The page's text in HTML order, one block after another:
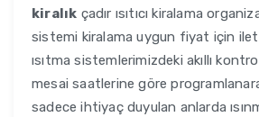
kiralık çadır ısıtıcı kiralama
sistemi kiralama uygun fiyat için
ısıtma sistemlerimizdeki akıllı
mesai saatlerine göre
sadece ihtiyaç duyulan anlarda